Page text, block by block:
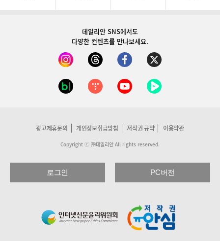
데일리안 SNS에서도
다양한 컨텐츠를 만나보세요.
광고제휴문의 개인정보취급방침 저작권 규약 이용약관
Copyright ⓒ ㈜데일리안 All rights reserved.
로그인 PC버전